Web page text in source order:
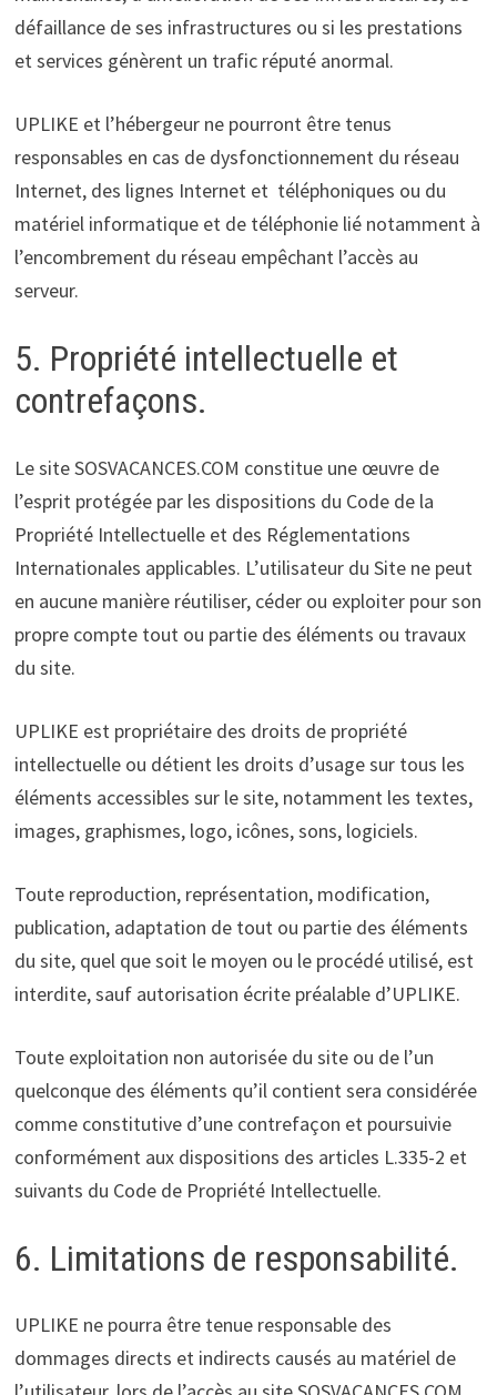
défaillance de ses infrastructures ou si les prestations
et services génèrent un trafic réputé anormal.
UPLIKE et l’hébergeur ne pourront être tenus
responsables en cas de dysfonctionnement du réseau
Internet, des lignes Internet et téléphoniques ou du
matériel informatique et de téléphonie lié notamment à
l’encombrement du réseau empêchant l’accès au
serveur.
5. Propriété intellectuelle et
contrefaçons.
Le site SOSVACANCES.COM constitue une œuvre de
l’esprit protégée par les dispositions du Code de la
Propriété Intellectuelle et des Réglementations
Internationales applicables. L’utilisateur du Site ne peut
en aucune manière réutiliser, céder ou exploiter pour son
propre compte tout ou partie des éléments ou travaux
du site.
UPLIKE est propriétaire des droits de propriété
intellectuelle ou détient les droits d’usage sur tous les
éléments accessibles sur le site, notamment les textes,
images, graphismes, logo, icônes, sons, logiciels.
Toute reproduction, représentation, modification,
publication, adaptation de tout ou partie des éléments
du site, quel que soit le moyen ou le procédé utilisé, est
interdite, sauf autorisation écrite préalable d’UPLIKE.
Toute exploitation non autorisée du site ou de l’un
quelconque des éléments qu’il contient sera considérée
comme constitutive d’une contrefaçon et poursuivie
conformément aux dispositions des articles L.335-2 et
suivants du Code de Propriété Intellectuelle.
6. Limitations de responsabilité.
UPLIKE ne pourra être tenue responsable des
dommages directs et indirects causés au matériel de